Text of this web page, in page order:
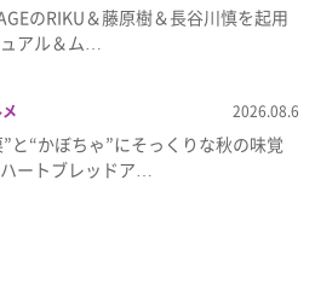
のRIKU＆藤原樹＆長谷川慎を起用
アル＆ム…
2026.08.6
と“かぼちゃ”にそっくりな秋の味覚
ートブレッドア…